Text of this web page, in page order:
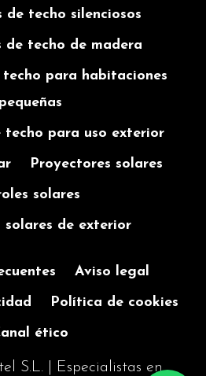
de techo silenciosos
de techo de madera
para habitaciones
pequeñas
techo para uso exterior
Proyectores solares
solares
solares de exterior
Aviso legal
Política de cookies
ético
S.L. | Especialistas en